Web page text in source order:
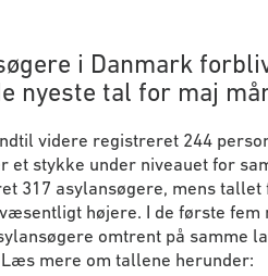
i Danmark
nyeste tal for maj
videre registreret 244
et stykke under niveauet for
317 asylansøgere, mens tallet
højere. I de første fem
omtrent på samme
mere om tallene herunder: